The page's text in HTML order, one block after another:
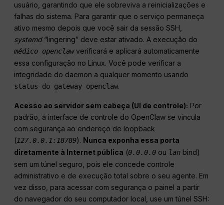
usuário, garantindo que ele sobreviva a reinicializações e
falhas do sistema. Para garantir que o serviço permaneça
ativo mesmo depois que você sair da sessão SSH,
systemd“lingering” deve estar ativado. A execução do
médico openclaw verificará e aplicará automaticamente
essa configuração no Linux. Você pode verificar a
integridade do daemon a qualquer momento usando
status do gateway openclaw.
Acesso ao servidor sem cabeça (UI de controle): Por
padrão, a interface de controle do OpenClaw se vincula
com segurança ao endereço de loopback
(127.0.0.1:18789). Nunca exponha essa porta
diretamente à Internet pública (0.0.0.0 ou lan bind)
sem um túnel seguro, pois ele concede controle
administrativo e de execução total sobre o seu agente. Em
vez disso, para acessar com segurança o painel a partir
do navegador do seu computador local, use um túnel SSH: